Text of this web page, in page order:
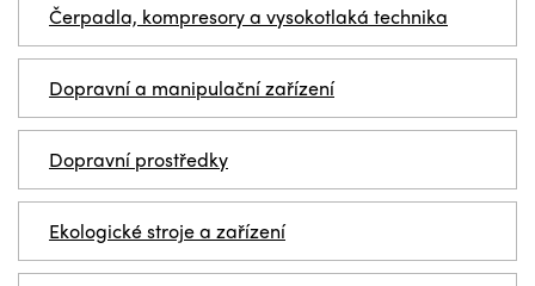
Čerpadla, kompresory a vysokotlaká technika
Dopravní a manipulační zařízení
Dopravní prostředky
Ekologické stroje a zařízení